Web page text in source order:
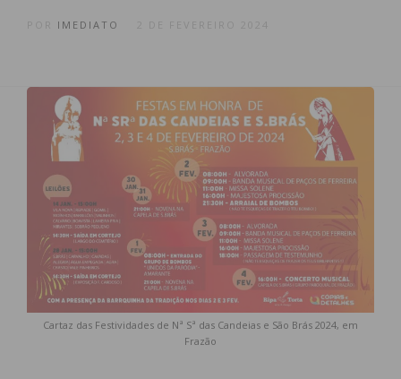
IMEDIATO 2 DE FEVEREIRO 2024
Cartaz das Festividades de Nª Sª das Candeias e São Brás 2024, em
Frazão